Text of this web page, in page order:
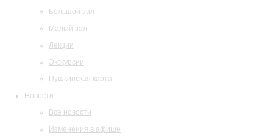
Большой зал
Малый зал
Лекции
Экскурсии
Пушкинская карта
Новости
Все новости
Изменения в афише